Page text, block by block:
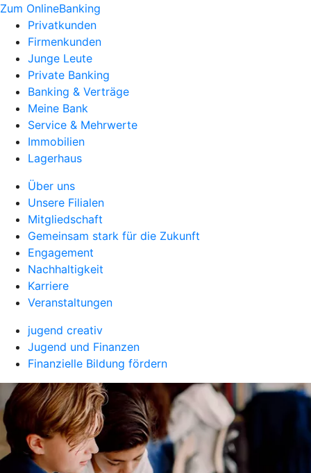
Zum OnlineBanking
Privatkunden
Firmenkunden
Junge Leute
Private Banking
Banking & Verträge
Meine Bank
Service & Mehrwerte
Immobilien
Lagerhaus
Über uns
Unsere Filialen
Mitgliedschaft
Gemeinsam stark für die Zukunft
Engagement
Nachhaltigkeit
Karriere
Veranstaltungen
jugend creativ
Jugend und Finanzen
Finanzielle Bildung fördern